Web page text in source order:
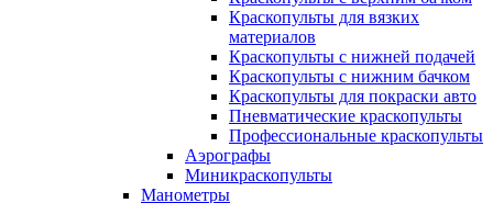
Краскопульты для вязких
материалов
Краскопульты с нижней подачей
Краскопульты с нижним бачком
Краскопульты для покраски авто
Пневматические краскопульты
Профессиональные краскопульты
Аэрографы
Миникраскопульты
Манометры